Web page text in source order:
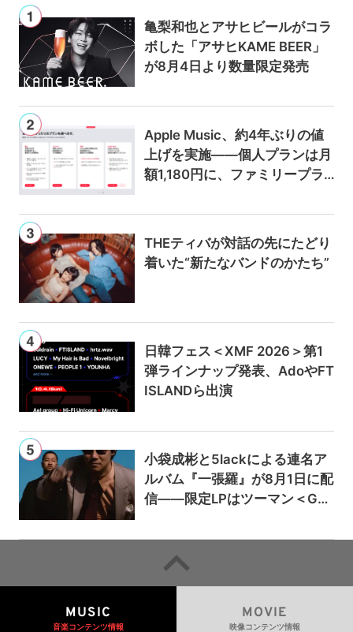
亀梨和也とアサヒビールがコラ
ボした「アサヒKAME BEER」
が8月4日より数量限定発売
Apple Music、約4年ぶりの値
上げを実施——個人プランは月
額1,180円に、ファミリープラ
THEティバが対話の先にたどり
着いた“新たなバンドのかたち”
日韓フェス＜XMF 2026＞第1
弾ラインナップ発表、AdoやFT
ISLANDら出演
小袋成彬と5lackによる連名ア
ルバム『一張羅』が8月1日に配
信——限定LPはツーマン＜Gai
MUSIC
音楽コンテンツ情報
MOVIE
映像コンテンツ情報